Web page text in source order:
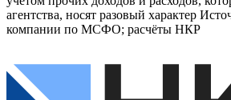
агентства, носят разовый характер
компании по МСФО; расчёты НКР